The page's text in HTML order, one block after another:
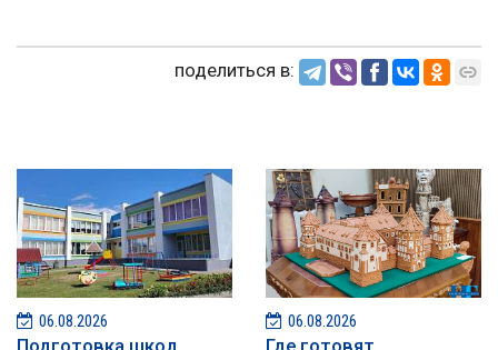
поделиться в:
06.08.2026 06.08.2026